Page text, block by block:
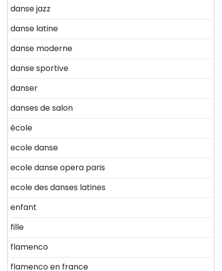
danse jazz
danse latine
danse moderne
danse sportive
danser
danses de salon
école
ecole danse
ecole danse opera paris
ecole des danses latines
enfant
fille
flamenco
flamenco en france